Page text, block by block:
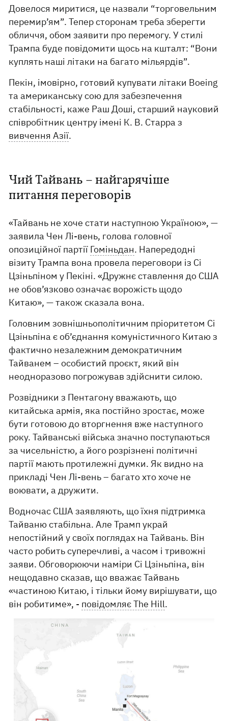
Довелося миритися, це назвали “торговельним
перемир’ям”. Тепер сторонам треба зберегти
обличчя, обом заявити про перемогу. У стилі
Трампа буде повідомити щось на кшталт: “Вони
куплять наші літаки на багато мільярдів”.
Пекін, імовірно, готовий купувати літаки Boeing
та американську сою для забезпечення
стабільності, каже Раш Доші, старший науковий
співробітник центру імені К. В. Старра з
вивчення Азії.
Чий Тайвань – найгарячіше
питання переговорів
«Тайвань не хоче стати наступною Україною», —
заявила Чен Лі-вень, голова головної
опозиційної партії Гоміньдан. Напередодні
візиту Трампа вона провела переговори із Сі
Цзіньпіном у Пекіні. «Дружнє ставлення до США
не обов’язково означає ворожість щодо
Китаю», — також сказала вона.
Головним зовнішньополітичним пріоритетом Сі
Цзіньпіна є об’єднання комуністичного Китаю з
фактично незалежним демократичним
Тайванем – особистий проєкт, який він
неодноразово погрожував здійснити силою.
Розвідники з Пентагону вважають, що
китайська армія, яка постійно зростає, може
бути готовою до вторгнення вже наступного
року. Тайванські війська значно поступаються
за чисельністю, а його розрізнені політичні
партії мають протилежні думки. Як видно на
прикладі Чен Лі-вень – багато хто хоче не
воювати, а дружити.
Водночас США заявляють, що їхня підтримка
Тайваню стабільна. Але Трамп украй
непостійний у своїх поглядах на Тайвань. Він
часто робить суперечливі, а часом і тривожні
заяви. Обговорюючи наміри Сі Цзіньпіна, він
нещодавно сказав, що вважає Тайвань
«частиною Китаю, і тільки йому вирішувати, що
він робитиме», - повідомляє The Hill.